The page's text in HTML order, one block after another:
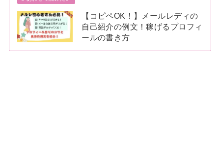
【コピペOK！】メールレディの
自己紹介の例文！稼げるプロフィ
ールの書き方